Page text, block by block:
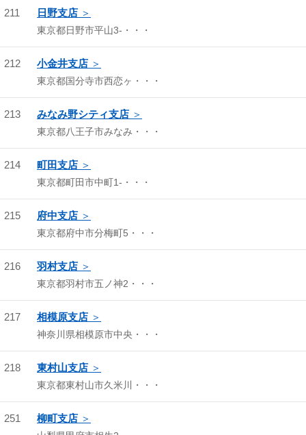
211 日野支店
東京都日野市平山3-・・・
212 小金井支店
東京都国分寺市西恋ヶ・・・
213 みなみ野シティ支店
東京都八王子市みなみ・・・
214 町田支店
東京都町田市中町1-・・・
215 府中支店
東京都府中市分梅町5・・・
216 羽村支店
東京都羽村市五ノ神2・・・
217 相模原支店
神奈川県相模原市中央・・・
218 東村山支店
東京都東村山市久米川・・・
251 柳町支店